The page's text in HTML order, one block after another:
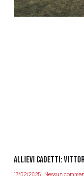
ALLIEVI CADETTI:
17/02/2025 Nessun